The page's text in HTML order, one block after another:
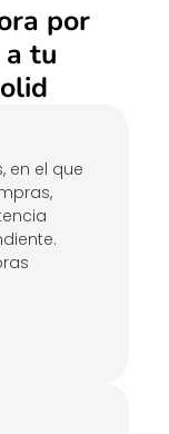
por
tu
en el que